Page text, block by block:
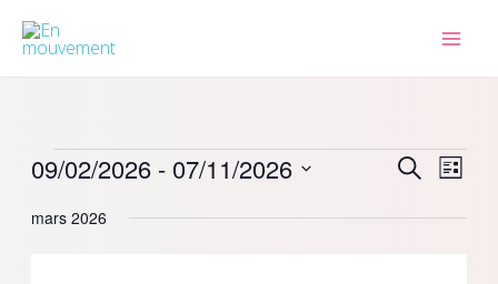
Évènements
Recherche
navigation
Recherche
vues
Liste
09/02/2026 - 07/11/2026
une
mars 2026